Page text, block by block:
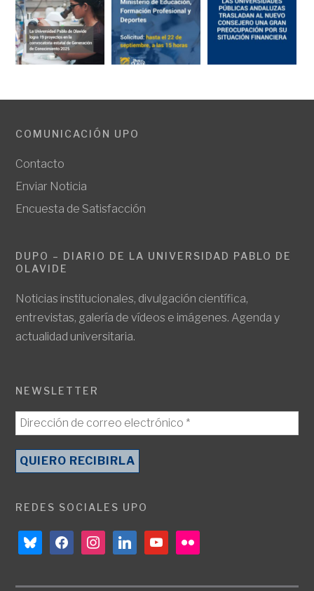
COMUNICACIÓN UPO
Contacto
Enviar Noticia
Encuesta de Satisfacción
DUPO – DIARIO DE LA UNIVERSIDAD PABLO DE
OLAVIDE
Noticias institucionales, divulgación científica,
entrevistas, galería de vídeos e imágenes. Agenda y
actualidad universitaria.
NEWSLETTER
REDES SOCIALES UPO
blueskyfacebookinstagramlinkedinyoutubeflickr